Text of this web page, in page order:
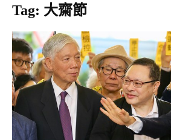
Tag: 大齋節